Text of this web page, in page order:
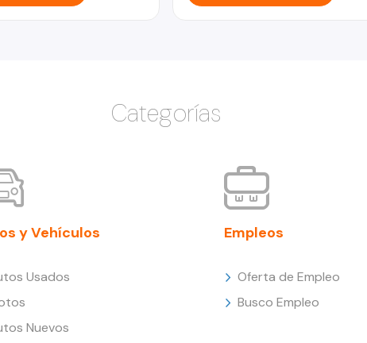
Categorías
y Vehículos
Usados
Nuevos
Empleos
Oferta de Empleo
Busco Empleo